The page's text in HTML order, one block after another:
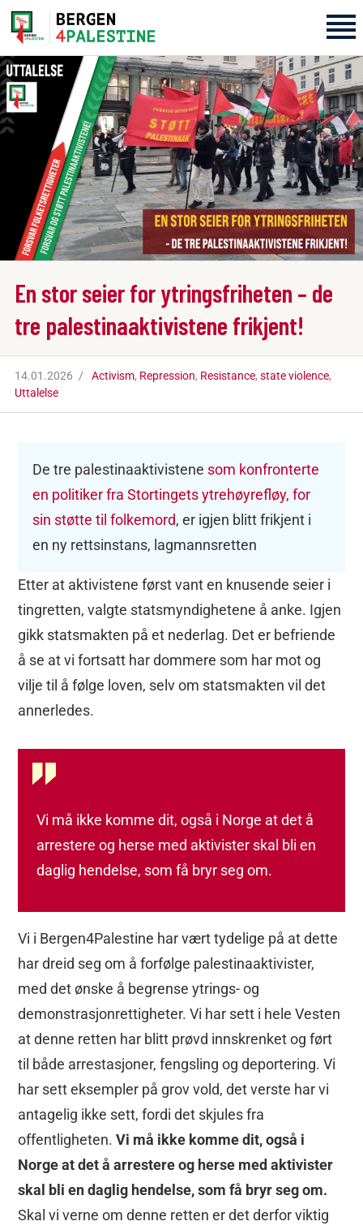
En stor seier for ytringsfriheten – de
tre palestinaaktivistene frikjent!​
14.01.2026 Activism, Repression, Resistance,state violence,
Uttalelse
Aktiviteter
Bli med på laget!
Om oss
De tre palestinaaktivistene som konfronterte
en politiker fra Stortingets ytrehøyrefløy, for
sin støtte til folkemord, er igjen blitt frikjent i
en ny rettsinstans, lagmannsretten
Etter at aktivistene først vant en knusende seier i
tingretten, valgte statsmyndighetene å anke. Igjen
gikk statsmakten på et nederlag. Det er befriende
å se at vi fortsatt har dommere som har mot og
vilje til å følge loven, selv om statsmakten vil det
annerledes.
Vi må ikke komme dit, også i Norge at det å
arrestere og herse med aktivister skal bli en
daglig hendelse, som få bryr seg om.
Vi i Bergen4Palestine har vært tydelige på at dette
har dreid seg om å forfølge palestinaaktivister,
med det ønske å begrense ytrings- og
demonstrasjonrettigheter. Vi har sett i hele Vesten
at denne retten har blitt prøvd innskrenket og ført
til både arrestasjoner, fengsling og deportering. Vi
har sett eksempler på grov vold, det verste har vi
antagelig ikke sett, fordi det skjules fra
offentligheten.Vi må ikke komme dit, også i
Norge at det å arrestere og herse med aktivister
skal bli en daglig hendelse, som få bryr seg om.
Skal vi verne om denne retten er det derfor viktig